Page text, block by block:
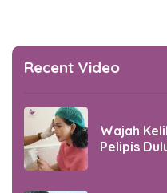
Recent Video
Wajah
Pelipis